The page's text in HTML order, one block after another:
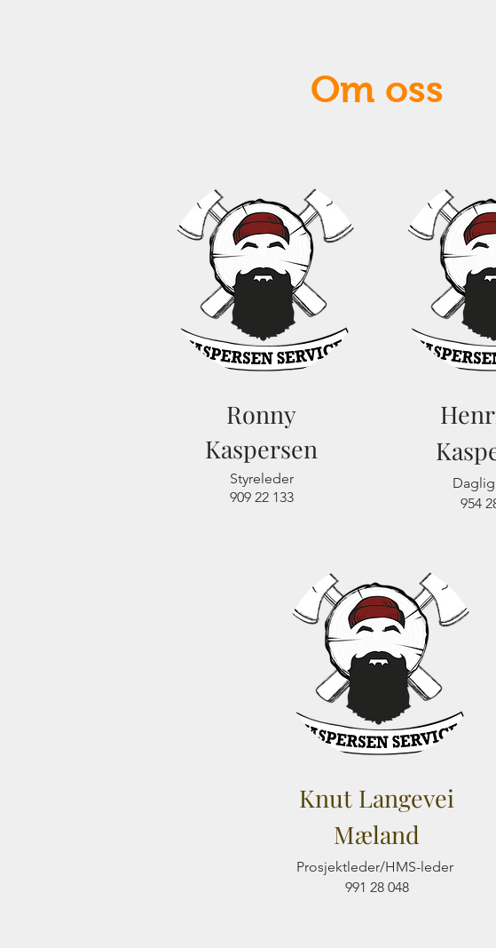
Om oss
Ronny
Kaspersen
Styreleder
909 22 133
954
Knut Langevei
Mæland
Prosjektleder/HMS-leder
991 28 048